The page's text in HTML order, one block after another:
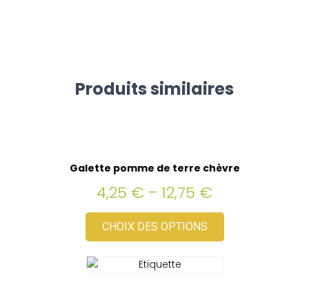
Produits similaires
Galette pomme de terre chèvre
4,25 € – 12,75 €
CHOIX DES OPTIONS